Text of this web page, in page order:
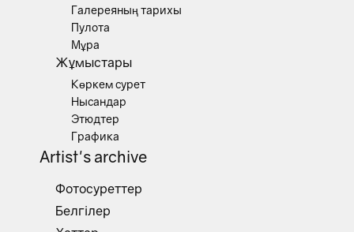
Галереяның тарихы
Пулота
Мұра
Жұмыстары
Көркем сурет
Нысандар
Этюдтер
Графика
Artist's archive
Фотосуреттер
Белгілер